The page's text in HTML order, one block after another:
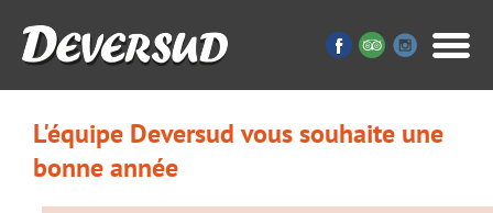
L'équipe Deversud vous souhaite une
bonne année